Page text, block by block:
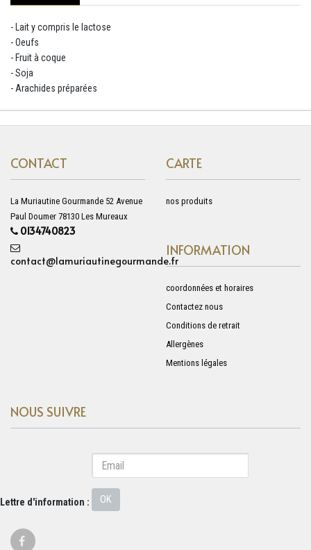
- Lait y compris le lactose
- Oeufs
- Fruit à coque
- Soja
- Arachides préparées
CONTACT
La Muriautine Gourmande 52 Avenue
Paul Doumer 78130 Les Mureaux
0134740823
contact@lamuriautinegourmande.fr
CARTE
nos produits
INFORMATION
coordonnées et horaires
Contactez nous
Conditions de retrait
Allergènes
Mentions légales
NOUS SUIVRE
Lettre d'information : OK